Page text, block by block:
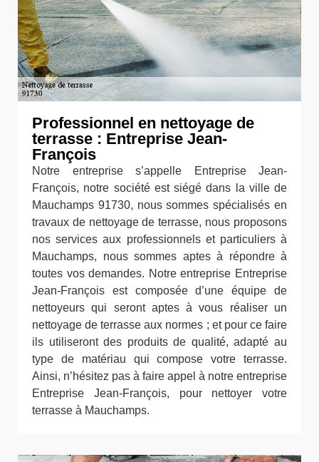
Professionnel en nettoyage de
terrasse : Entreprise Jean-
François
Notre entreprise s’appelle Entreprise Jean-
François, notre société est siégé dans la ville de
Mauchamps 91730, nous sommes spécialisés en
travaux de nettoyage de terrasse, nous proposons
nos services aux professionnels et particuliers à
Mauchamps, nous sommes aptes à répondre à
toutes vos demandes. Notre entreprise Entreprise
Jean-François est composée d’une équipe de
nettoyeurs qui seront aptes à vous réaliser un
nettoyage de terrasse aux normes ; et pour ce faire
ils utiliseront des produits de qualité, adapté au
type de matériau qui compose votre terrasse.
Ainsi, n’hésitez pas à faire appel à notre entreprise
Entreprise Jean-François, pour nettoyer votre
terrasse à Mauchamps.